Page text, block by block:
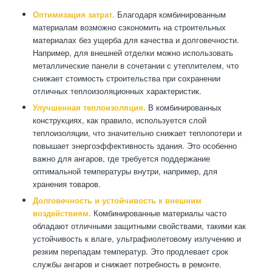
Оптимизация затрат. Благодаря комбинированным
материалам возможно сэкономить на строительных
материалах без ущерба для качества и долговечности.
Например, для внешней отделки можно использовать
металлические панели в сочетании с утеплителем, что
снижает стоимость строительства при сохранении
отличных теплоизоляционных характеристик.
Улучшенная теплоизоляция. В комбинированных
конструкциях, как правило, используется слой
теплоизоляции, что значительно снижает теплопотери и
повышает энергоэффективность здания. Это особенно
важно для ангаров, где требуется поддержание
оптимальной температуры внутри, например, для
хранения товаров.
Долговечность и устойчивость к внешним
воздействиям. Комбинированные материалы часто
обладают отличными защитными свойствами, такими как
устойчивость к влаге, ультрафиолетовому излучению и
резким перепадам температур. Это продлевает срок
службы ангаров и снижает потребность в ремонте.